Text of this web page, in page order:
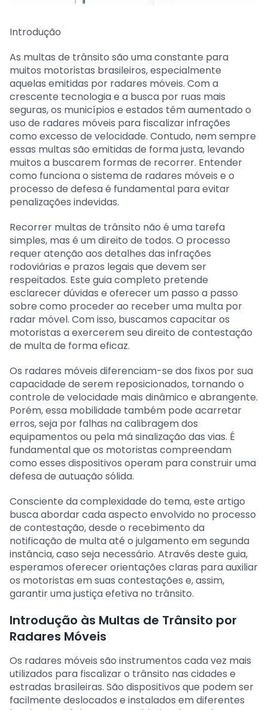
Introdução
As multas de trânsito são uma constante para
muitos motoristas brasileiros, especialmente
aquelas emitidas por radares móveis. Com a
crescente tecnologia e a busca por ruas mais
seguras, os municípios e estados têm aumentado o
uso de radares móveis para fiscalizar infrações
como excesso de velocidade. Contudo, nem sempre
essas multas são emitidas de forma justa, levando
muitos a buscarem formas de recorrer. Entender
como funciona o sistema de radares móveis e o
processo de defesa é fundamental para evitar
penalizações indevidas.
Recorrer multas de trânsito não é uma tarefa
simples, mas é um direito de todos. O processo
requer atenção aos detalhes das infrações
rodoviárias e prazos legais que devem ser
respeitados. Este guia completo pretende
esclarecer dúvidas e oferecer um passo a passo
sobre como proceder ao receber uma multa por
radar móvel. Com isso, buscamos capacitar os
motoristas a exercerem seu direito de contestação
de multa de forma eficaz.
Os radares móveis diferenciam-se dos fixos por sua
capacidade de serem reposicionados, tornando o
controle de velocidade mais dinâmico e abrangente.
Porém, essa mobilidade também pode acarretar
erros, seja por falhas na calibragem dos
equipamentos ou pela má sinalização das vias. É
fundamental que os motoristas compreendam
como esses dispositivos operam para construir uma
defesa de autuação sólida.
Consciente da complexidade do tema, este artigo
busca abordar cada aspecto envolvido no processo
de contestação, desde o recebimento da
notificação de multa até o julgamento em segunda
instância, caso seja necessário. Através deste guia,
esperamos oferecer orientações claras para auxiliar
os motoristas em suas contestações e, assim,
garantir uma justiça efetiva no trânsito.
Introdução às Multas de Trânsito por
Radares Móveis
Os radares móveis são instrumentos cada vez mais
utilizados para fiscalizar o trânsito nas cidades e
estradas brasileiras. São dispositivos que podem ser
facilmente deslocados e instalados em diferentes